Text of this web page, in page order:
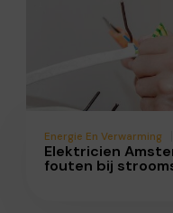
Energie En Verwarming
Elektricien
fouten bij